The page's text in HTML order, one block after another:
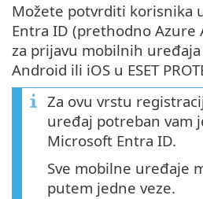
Možete potvrditi korisnika
Entra ID (prethodno Azure
za prijavu mobilnih uređaja
Android ili iOS u ESET
Za ovu vrstu
uređaj potreban vam
Microsoft Entra ID.
Sve mobilne uređaje
putem jedne veze.